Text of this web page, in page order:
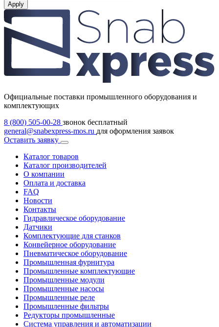
Apply
Официальные поставки промышленного оборудования и
комплектующих
8 (800) 505-00-28 звонок бесплатный
general@snabexpress-mos.ru для оформления заявок
Оставить заявку
Каталог товаров
Каталог производителей
О компании
Оплата и доставка
FAQ
Новости
Контакты
Гидравлическое оборудование
Датчики
Комплектующие для станков
Конвейерное оборудование
Пневматическое оборудование
Промышленная фурнитура
Промышленные комплектующие
Промышленные модули
Промышленные насосы
Промышленные реле
Промышленные фильтры
Редукторы промышленные
Система управления и автоматизации